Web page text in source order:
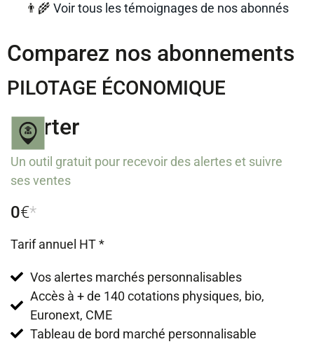
👨‍🌾 Voir tous les témoignages de nos abonnés
Comparez nos abonnements
PILOTAGE ÉCONOMIQUE
Starter
Un outil gratuit pour recevoir des alertes et suivre
ses ventes
0€*
Tarif annuel HT *
Vos alertes marchés personnalisables
Accès à + de 140 cotations physiques, bio,
Euronext, CME
Tableau de bord marché personnalisable